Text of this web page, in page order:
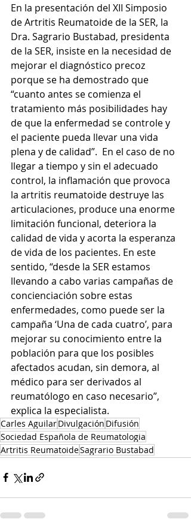
En la presentación del XII Simposio
de Artritis Reumatoide de la SER, la
Dra. Sagrario Bustabad, presidenta
de la SER, insiste en la necesidad de
mejorar el diagnóstico precoz
porque se ha demostrado que
“cuanto antes se comienza el
tratamiento más posibilidades hay
de que la enfermedad se controle y
el paciente pueda llevar una vida
plena y de calidad”.  En el caso de no
llegar a tiempo y sin el adecuado
control, la inflamación que provoca
la artritis reumatoide destruye las
articulaciones, produce una enorme
limitación funcional, deteriora la
calidad de vida y acorta la esperanza
de vida de los pacientes. En este
sentido, “desde la SER estamos
llevando a cabo varias campañas de
concienciación sobre estas
enfermedades, como puede ser la
campaña ‘Una de cada cuatro’, para
mejorar su conocimiento entre la
población para que los posibles
afectados acudan, sin demora, al
médico para ser derivados al
reumatólogo en caso necesario”,
explica la especialista.
Carles AguilarDivulgación Difusión
Sociedad Española de Reumatologia
Artritis ReumatoideSagrario Bustabad